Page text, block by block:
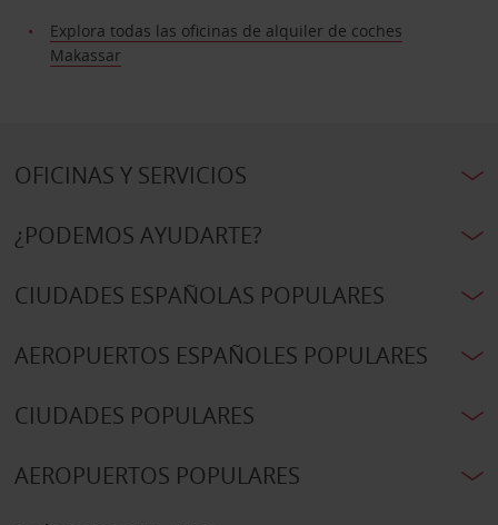
Explora todas las oficinas de alquiler de coches
Makassar
OFICINAS Y SERVICIOS
¿PODEMOS AYUDARTE?
CIUDADES ESPAÑOLAS POPULARES
AEROPUERTOS ESPAÑOLES POPULARES
CIUDADES POPULARES
AEROPUERTOS POPULARES